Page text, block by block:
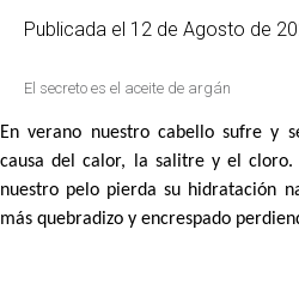
Publicada el 12 de Agosto de
El secreto es el aceite de argán
En verano nuestro cabello sufre y
causa del calor, la salitre y el cloro.
nuestro pelo pierda su hidratación
más quebradizo y encrespado